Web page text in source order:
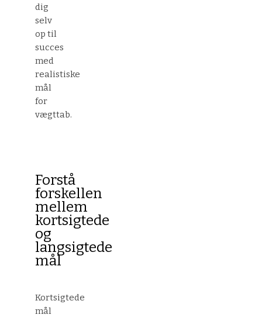
dig
selv
op til
succes
med
realistiske
mål
for
vægttab.
Forstå
forskellen
mellem
kortsigtede
og
langsigtede
mål
Kortsigtede
mål